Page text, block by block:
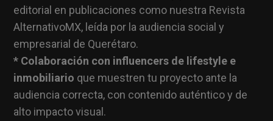
editorial en publicaciones como nuestra Revista
AlternativoMX, leída por la audiencia social y
empresarial de Querétaro.
* Colaboración con influencers de lifestyle e
inmobiliario que muestren tu proyecto ante la
audiencia correcta, con contenido auténtico y de
alto impacto visual.